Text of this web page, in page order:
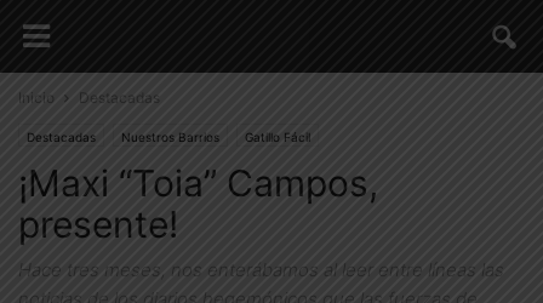
Inicio Destacadas
Destacadas Nuestros Barrios Gatillo Fácil
¡Maxi “Toia” Campos,
presente!
Hace tres meses, nos enterábamos al leer entre líneas las